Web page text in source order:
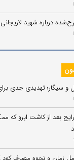
درباره شهید
و سیگار؛ تهدیدی جدی
بعد از کاشت ابرو